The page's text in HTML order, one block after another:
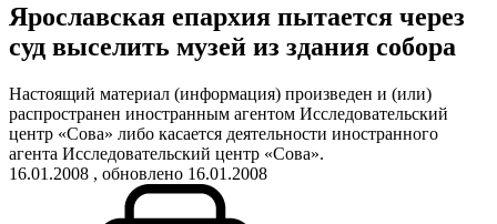
Ярославская епархия пытается через
суд выселить музей из здания собора
Настоящий материал (информация) произведен и (или)
распространен иностранным агентом Исследовательский
центр «Сова» либо касается деятельности иностранного
агента Исследовательский центр «Сова».
16.01.2008 , обновлено 16.01.2008